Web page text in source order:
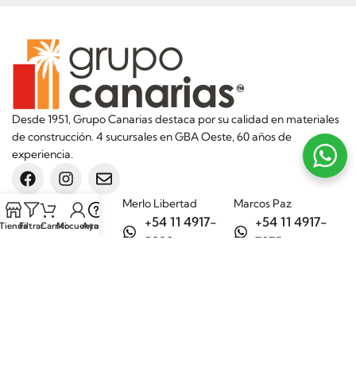
Desde 1951, Grupo Canarias destaca por su calidad en materiales
de construcción. 4 sucursales en GBA Oeste, 60 años de
experiencia.
Sucursales Merlo Libertad
+54 11 4917-
5992
Marcos Paz
+54 11 4917-
7075
FiltrarCarritoMi cuenta
Ayuda